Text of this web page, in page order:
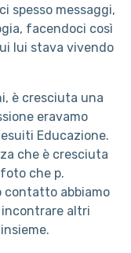
spesso messaggi,
facendoci così
lui stava vivendo
è cresciuta una
eravamo
Educazione.
che è cresciuta
che p.
contatto abbiamo
altri